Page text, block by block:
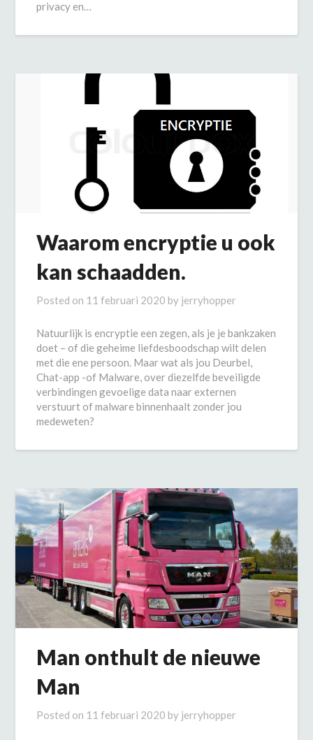
privacy en…
Waarom encryptie u ook
kan schaadden.
Posted on 11 februari 2020 by jerryhopper
Natuurlijk is encryptie een zegen, als je je bankzaken
doet – of die geheime liefdesboodschap wilt delen
met die ene persoon. Maar wat als jou Deurbel,
Chat-app -of Malware, over diezelfde beveiligde
verbindingen gevoelige data naar externen
verstuurt of malware binnenhaalt zonder jou
medeweten?
Man onthult de nieuwe
Man
Posted on 11 februari 2020 by jerryhopper